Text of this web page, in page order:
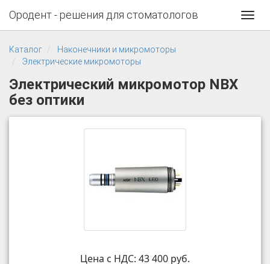
Ородент - решения для стоматологов
Каталог
Наконечники и микромоторы
Электрические микромоторы
Электрический микромотор NBX
без оптики
Цена с НДС: 43 400 руб.